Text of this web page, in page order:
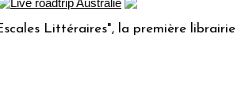
la première librairie du